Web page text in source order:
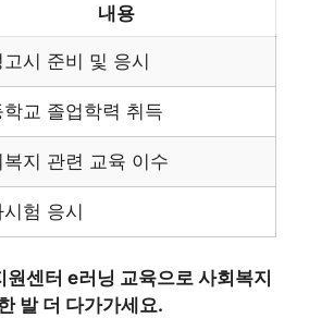
내용
고시 준비 및 응시
학교 졸업학력 취득
복지 관련 교육 이수
시험 응시
센터 e러닝 교육으로 사회복지
발 더 다가가세요.